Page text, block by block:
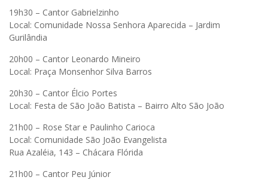
19h30 – Cantor Gabrielzinho
Local: Comunidade Nossa Senhora Aparecida – Jardim
Gurilândia
20h00 – Cantor Leonardo Mineiro
Local: Praça Monsenhor Silva Barros
20h30 – Cantor Élcio Portes
Local: Festa de São João Batista – Bairro Alto São João
21h00 – Rose Star e Paulinho Carioca
Local: Comunidade São João Evangelista
Rua Azaléia, 143 – Chácara Flórida
21h00 – Cantor Peu Júnior